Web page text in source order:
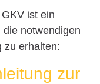
ist ein
notwendigen
zu erhalten:
zur